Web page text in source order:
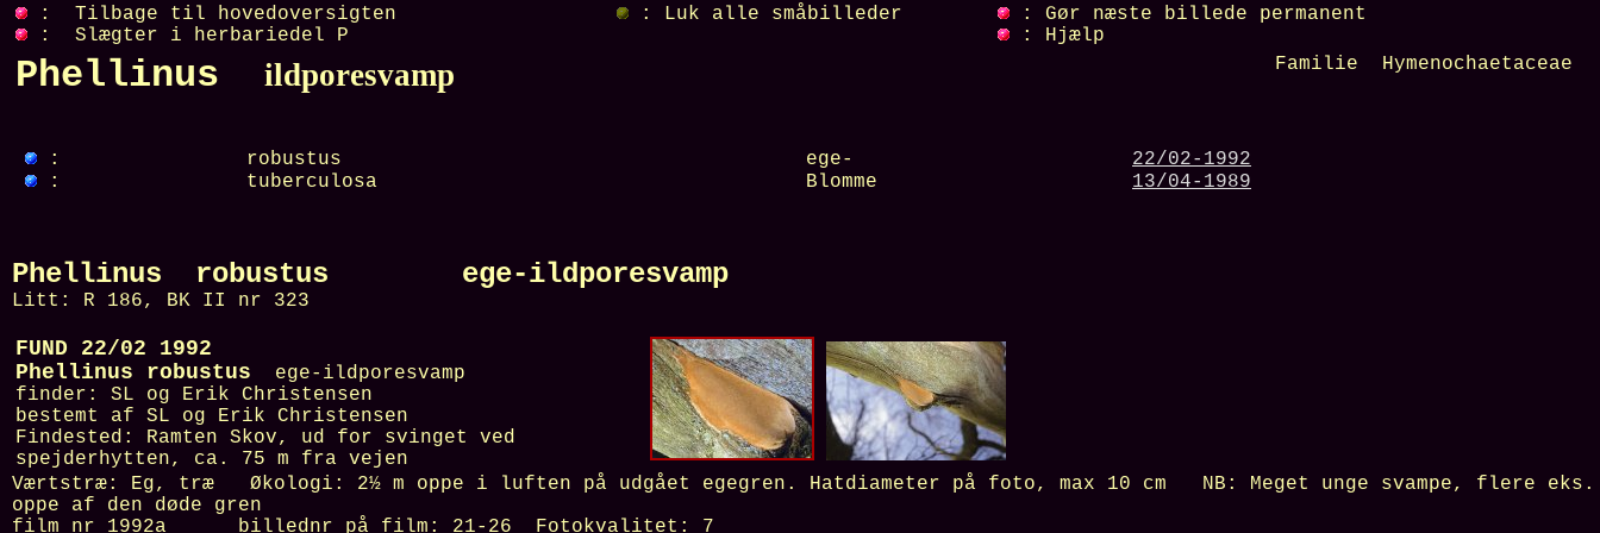
: Tilbage til hovedoversigten
: Slægter i herbariedel P
: Luk alle småbilleder
: Gør næste billede permanent
: Hjælp
Phellinus ildporesvamp Familie Hymenochaetaceae
: robustus ege-
22/02-1992
:
tuberculosa Blomme 13/04-1989
Phellinus robustus ege-ildporesvamp
Litt: R 186, BK II nr 323
FUND 22/02 1992
Phellinus robustus
ege-ildporesvamp
finder: SL og Erik Christensen
bestemt af SL og Erik Christensen
Findested: Ramten Skov, ud for svinget ved
spejderhytten, ca. 75 m fra vejen
Værtstræ: Eg, træ Økologi: 2½ m oppe i luften på udgået egegren. Hatdiameter på foto, max 10 cm NB: Meget unge svampe, flere eks.
oppe af den døde gren
film nr 1992a billednr på film: 21-26 Fotokvalitet: 7